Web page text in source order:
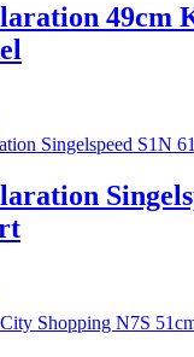
49cm